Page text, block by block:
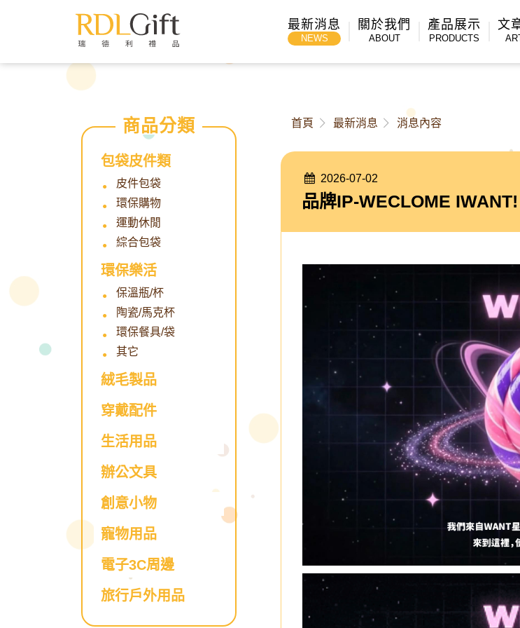
最新消息
NEWS
關於我們
ABOUT
產品展示
PRODUCTS
文
包袋皮件類
皮件包袋
環保購物
運動休閒
綜合包袋
環保樂活
保溫瓶/杯
陶瓷/馬克杯
環保餐具/袋
其它
絨毛製品
穿戴配件
生活用品
辦公文具
創意小物
寵物用品
電子3C周邊
旅行戶外用品
首頁 最新消息 消息內容
2026-07-02
品牌IP-WECLOME IWANT!